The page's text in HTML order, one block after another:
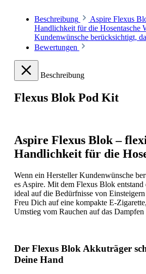
Beschreibung
Aspire Flexus
Handlichkeit für die Hosentasche
Kundenwünsche berücksichtigt,
Bewertungen
Beschreibung
Flexus Blok Pod Kit
Aspire Flexus Blok –
Handlichkeit für die
Wenn ein Hersteller Kundenwünsche
es Aspire. Mit dem Flexus Blok entstand
ideal auf die Bedürfnisse von
Freu Dich auf eine kompakte E-
Umstieg vom Rauchen auf das Dampfen
Der Flexus Blok Akkuträger
Deine Hand